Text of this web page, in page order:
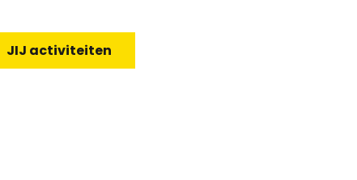
JIJ activiteiten